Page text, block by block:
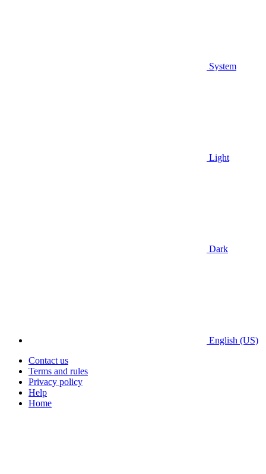
System
Light
Dark
English (US)
Contact us
Terms and rules
Privacy policy
Help
Home